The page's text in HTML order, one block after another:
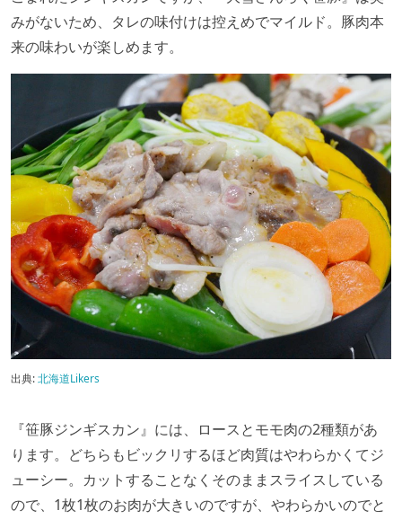
みがないため、タレの味付けは控えめでマイルド。豚肉本
来の味わいが楽しめます。
出典:北海道Likers
『笹豚ジンギスカン』には、ロースとモモ肉の2種類があ
ります。どちらもビックリするほど肉質はやわらかくてジ
ューシー。カットすることなくそのままスライスしている
ので、1枚1枚のお肉が大きいのですが、やわらかいのでと